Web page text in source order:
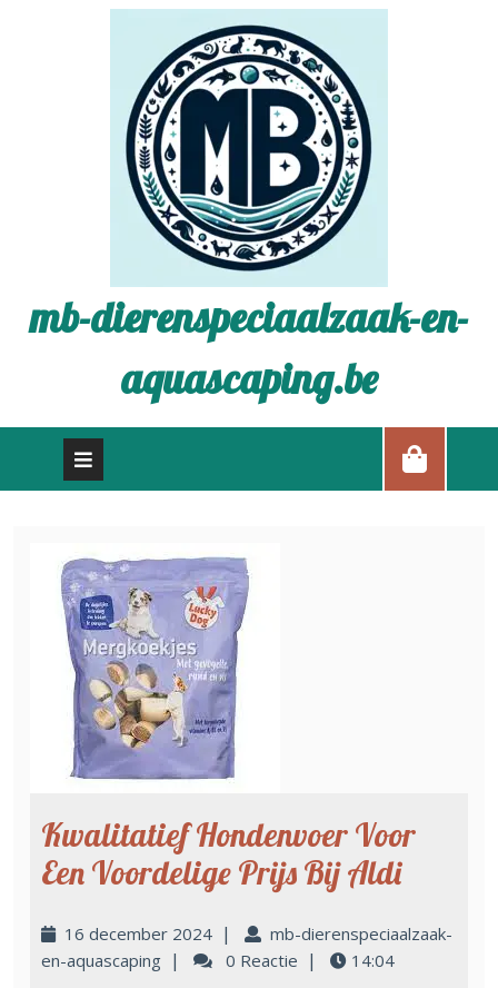
mb-dierenspeciaalzaak-en-
aquascaping.be
Kwalitatief Hondenvoer Voor
Een Voordelige Prijs Bij Aldi
16 december 2024 |
mb-dierenspeciaalzaak-
en-aquascaping | 0 Reactie | 14:04